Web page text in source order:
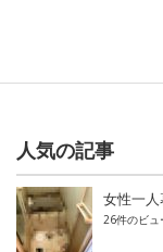
人気の記事
女性一
26件のビュ